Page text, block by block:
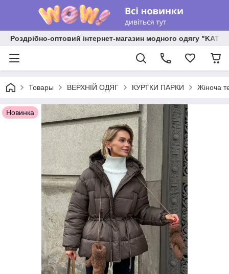
Роздрібно-оптовий інтернет-магазин модного одягу
Товары ВЕРХНІЙ ОДЯГ КУРТКИ ПАРКИ Жіноча
Новинка